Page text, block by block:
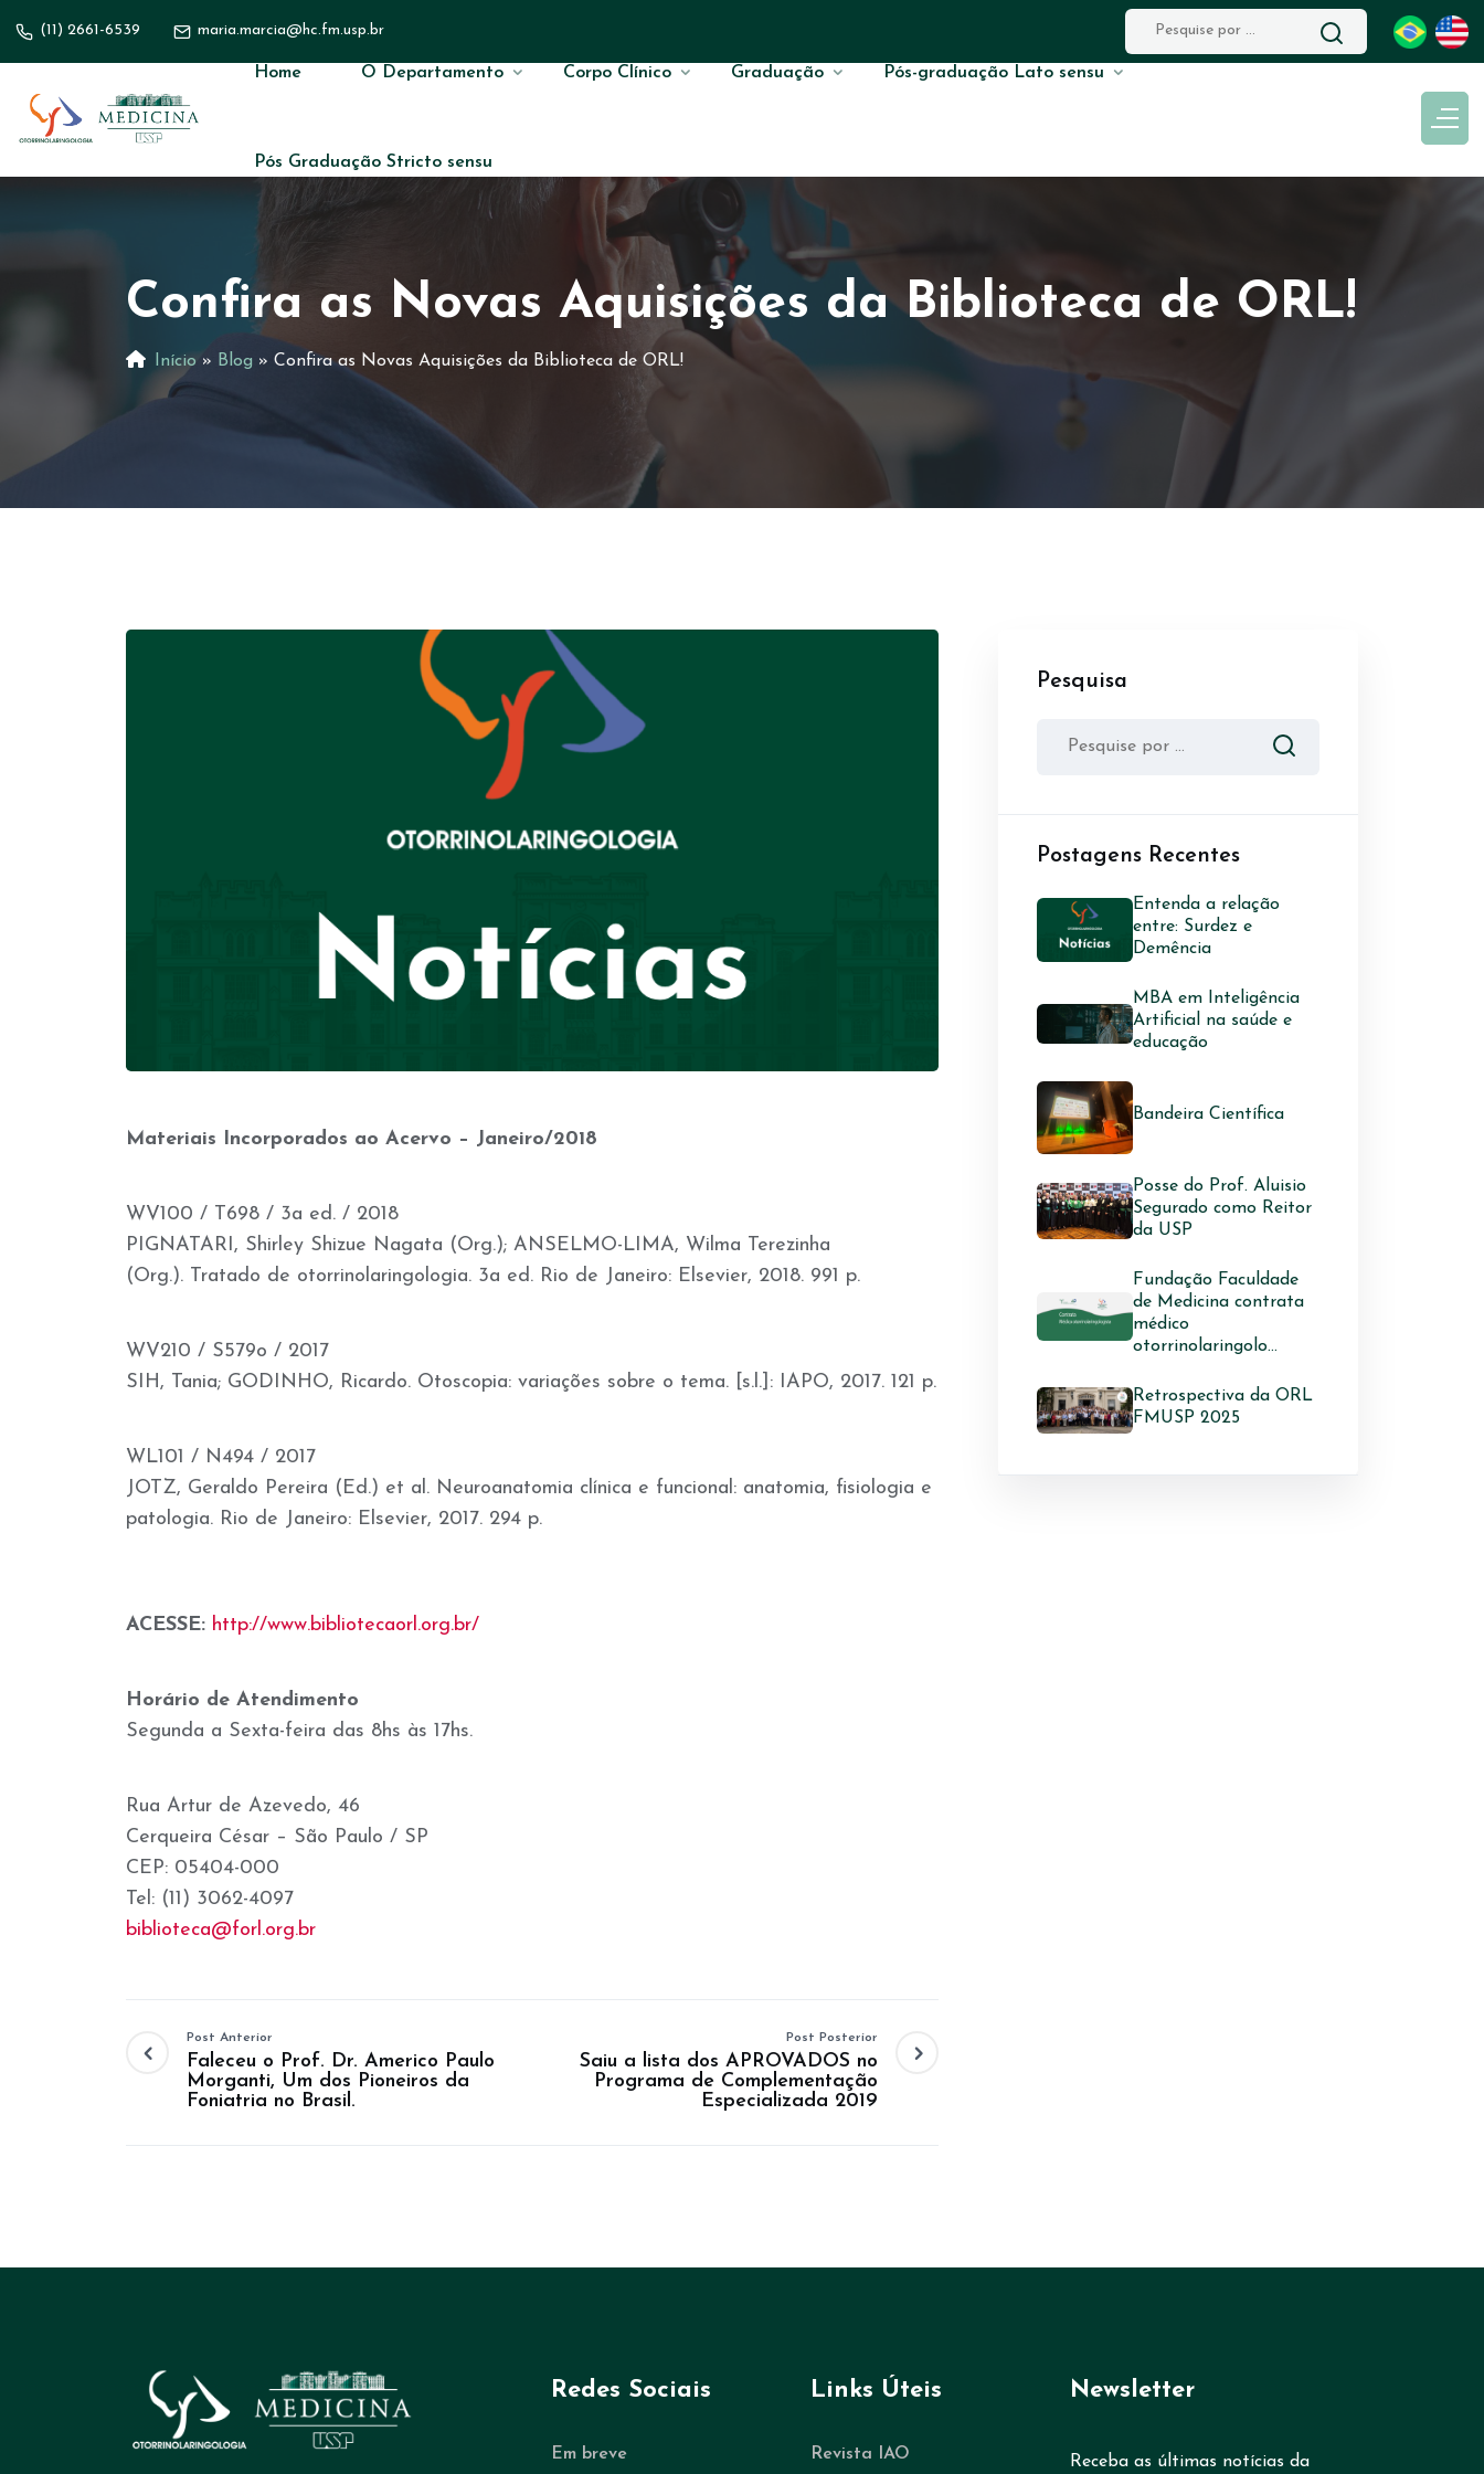
(11) 2661-6539 maria.marcia@hc.fm.usp.br
Home O Departamento Corpo Clínico Graduação Pós-graduação Lato sensu
Pós Graduação Stricto sensu
Confira as Novas Aquisições da Biblioteca de ORL!
Início » Blog » Confira as Novas Aquisições da Biblioteca de ORL!
Materiais Incorporados ao Acervo – Janeiro/2018
WV100 / T698 / 3a ed. / 2018
PIGNATARI, Shirley Shizue Nagata (Org.); ANSELMO-LIMA, Wilma Terezinha
(Org.). Tratado de otorrinolaringologia. 3a ed. Rio de Janeiro: Elsevier, 2018. 991 p.
WV210 / S579o / 2017
SIH, Tania; GODINHO, Ricardo. Otoscopia: variações sobre o tema. [s.l.]: IAPO, 2017. 121 p.
WL101 / N494 / 2017
JOTZ, Geraldo Pereira (Ed.) et al. Neuroanatomia clínica e funcional: anatomia, fisiologia e
patologia. Rio de Janeiro: Elsevier, 2017. 294 p.
ACESSE: http://www.bibliotecaorl.org.br/
Horário de Atendimento
Segunda a Sexta-feira das 8hs às 17hs.
Rua Artur de Azevedo, 46
Cerqueira César – São Paulo / SP
CEP: 05404-000
Tel: (11) 3062-4097
biblioteca@forl.org.br
Post Anterior
Faleceu o Prof. Dr. Americo Paulo
Morganti, Um dos Pioneiros da
Foniatria no Brasil.
Post Posterior
Saiu a lista dos APROVADOS no
Programa de Complementação
Especializada 2019
Pesquisa
Postagens Recentes
Entenda a relação
entre: Surdez e
Demência
MBA em Inteligência
Artificial na saúde e
educação
Bandeira Científica
Posse do Prof. Aluisio
Segurado como Reitor
da USP
Fundação Faculdade
de Medicina contrata
médico
otorrinolaringolo...
Retrospectiva da ORL
FMUSP 2025
Redes Sociais
Em breve
Links Úteis
Revista IAO
Newsletter
Receba as últimas notícias da